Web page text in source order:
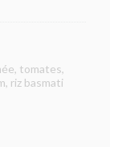
tomates,
riz basmati